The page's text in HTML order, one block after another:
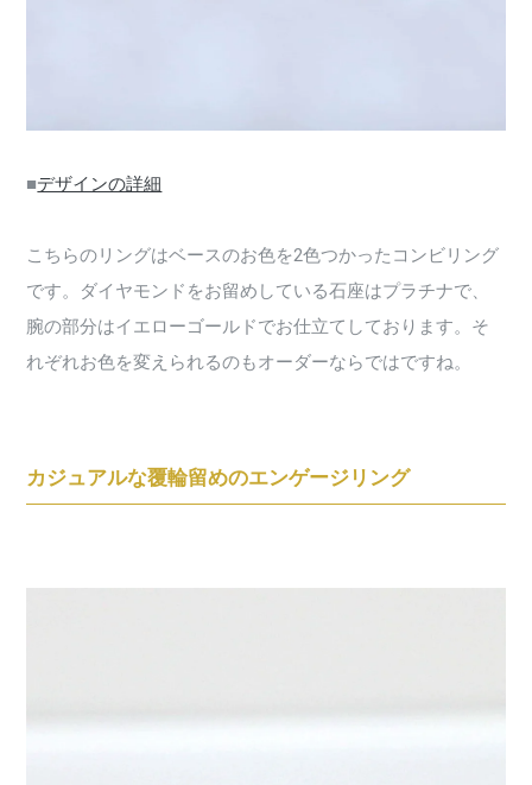
■デザインの詳細
こちらのリングはベースのお色を2色つかったコンビリング
です。ダイヤモンドをお留めしている石座はプラチナで、
腕の部分はイエローゴールドでお仕立てしております。そ
れぞれお色を変えられるのもオーダーならではですね。
カジュアルな覆輪留めのエンゲージリング